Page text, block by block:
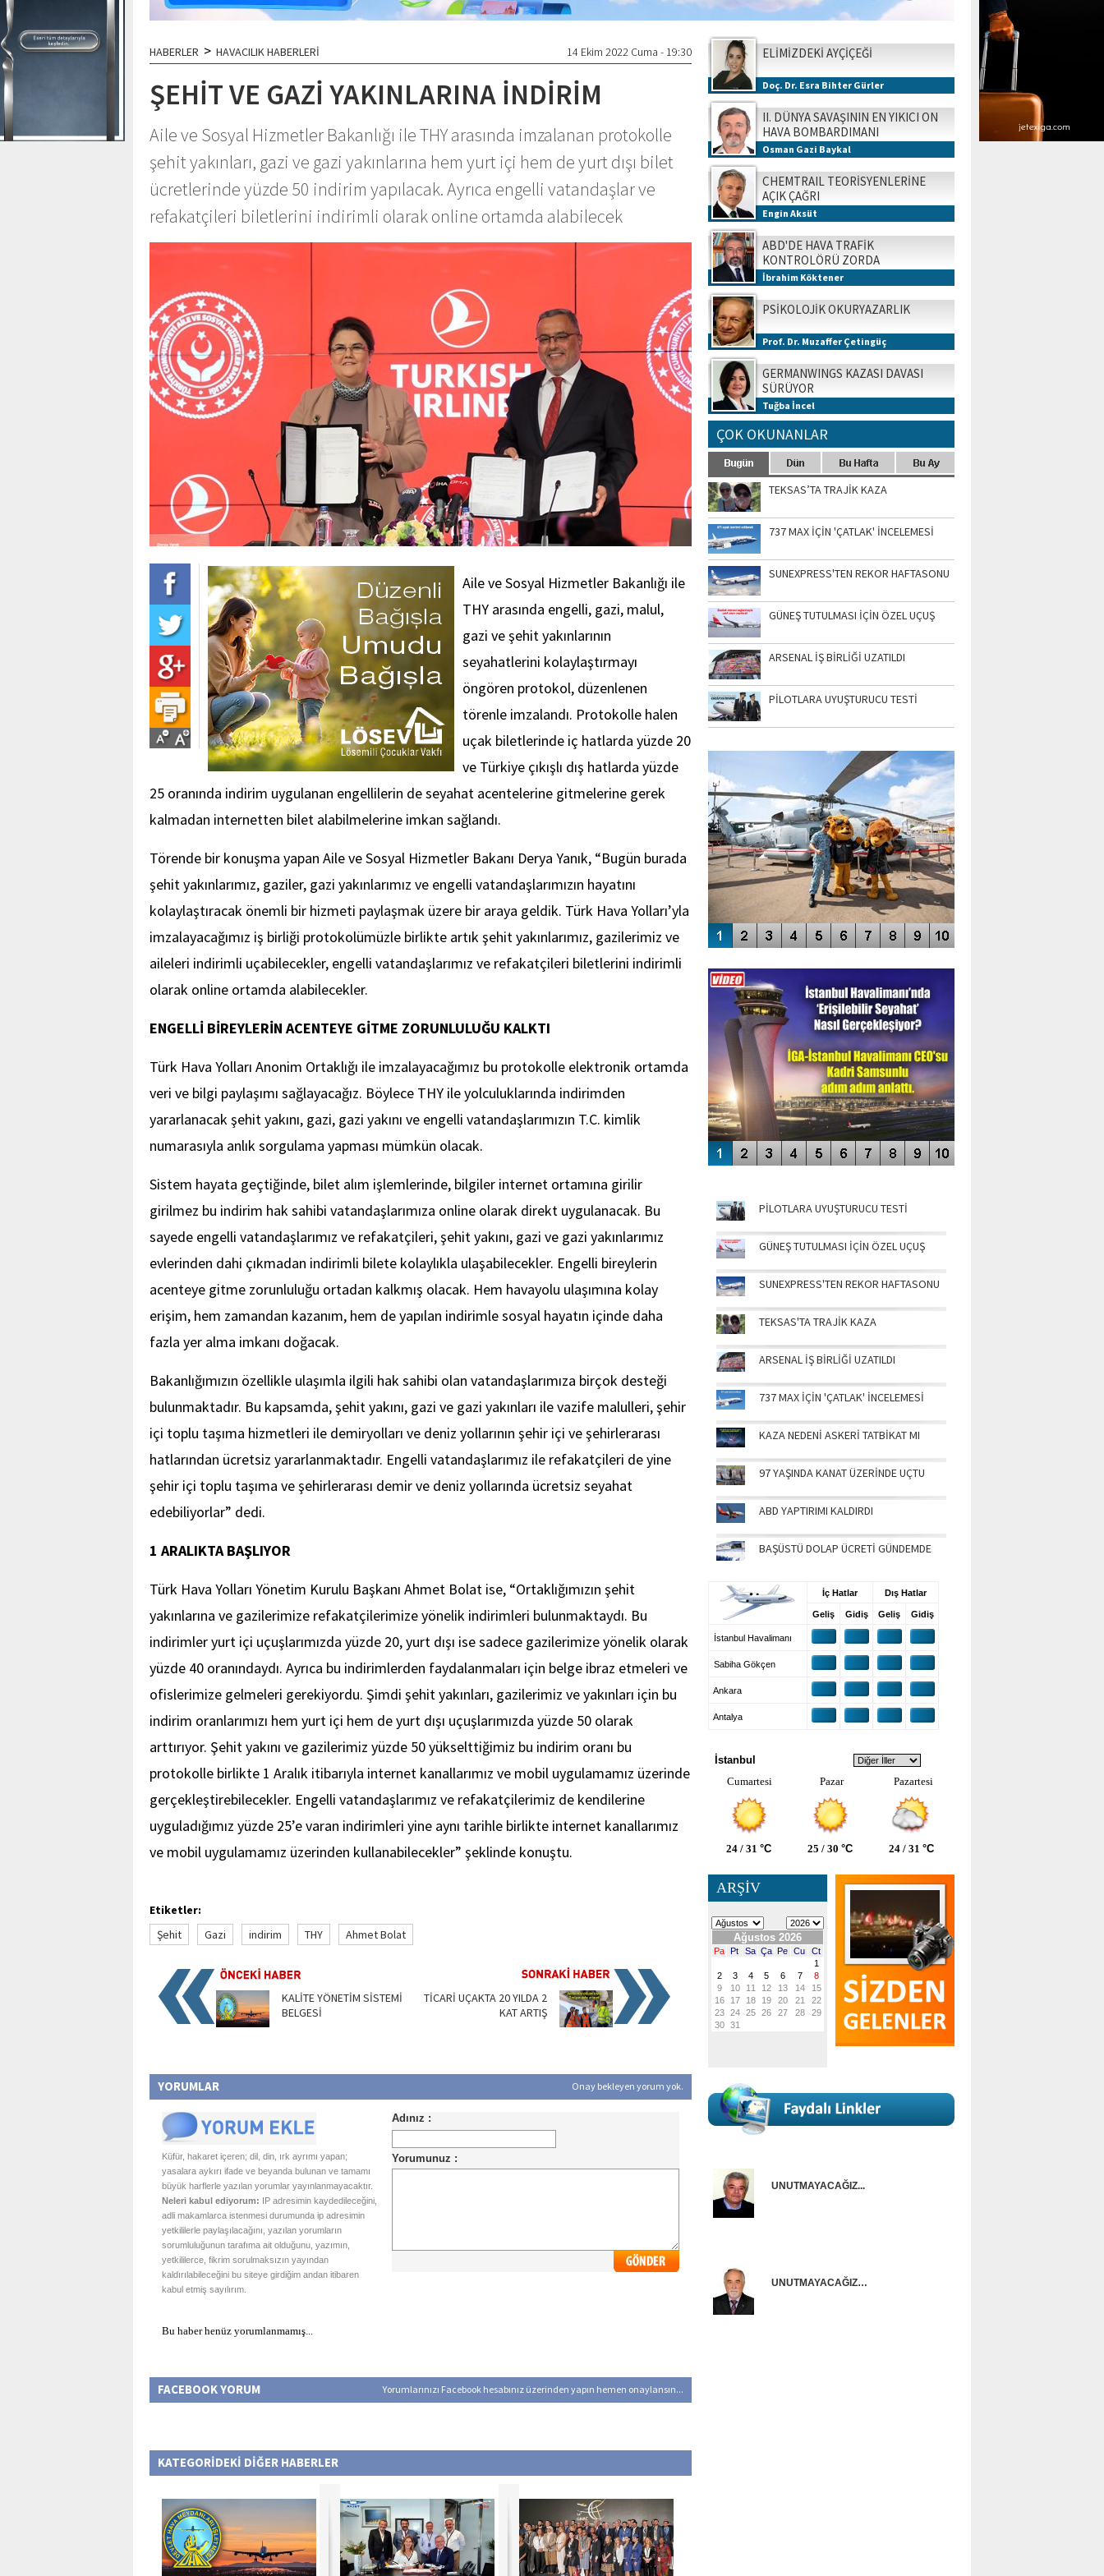
HABERLER > HAVACILIK HABERLERİ 14 Ekim 2022 Cuma - 19:30
ŞEHİT VE GAZİ YAKINLARINA İNDİRİM
Aile ve Sosyal Hizmetler Bakanlığı ile THY arasında imzalanan protokolle
şehit yakınları, gazi ve gazi yakınlarına hem yurt içi hem de yurt dışı bilet
ücretlerinde yüzde 50 indirim yapılacak. Ayrıca engelli vatandaşlar ve
refakatçileri biletlerini indirimli olarak online ortamda alabilecek
Aile ve Sosyal Hizmetler Bakanlığı ile
THY arasında engelli, gazi, malul,
gazi ve şehit yakınlarının
seyahatlerini kolaylaştırmayı
öngören protokol, düzenlenen
törenle imzalandı. Protokolle halen
uçak biletlerinde iç hatlarda yüzde 20
ve Türkiye çıkışlı dış hatlarda yüzde
25 oranında indirim uygulanan engellilerin de seyahat acentelerine gitmelerine gerek
kalmadan internetten bilet alabilmelerine imkan sağlandı.
Törende bir konuşma yapan Aile ve Sosyal Hizmetler Bakanı Derya Yanık, “Bugün burada
şehit yakınlarımız, gaziler, gazi yakınlarımız ve engelli vatandaşlarımızın hayatını
kolaylaştıracak önemli bir hizmeti paylaşmak üzere bir araya geldik. Türk Hava Yolları’yla
imzalayacağımız iş birliği protokolümüzle birlikte artık şehit yakınlarımız, gazilerimiz ve
aileleri indirimli uçabilecekler, engelli vatandaşlarımız ve refakatçileri biletlerini indirimli
olarak online ortamda alabilecekler.
ENGELLİ BİREYLERİN ACENTEYE GİTME ZORUNLULUĞU KALKTI
Türk Hava Yolları Anonim Ortaklığı ile imzalayacağımız bu protokolle elektronik ortamda
veri ve bilgi paylaşımı sağlayacağız. Böylece THY ile yolculuklarında indirimden
yararlanacak şehit yakını, gazi, gazi yakını ve engelli vatandaşlarımızın T.C. kimlik
numarasıyla anlık sorgulama yapması mümkün olacak.
Sistem hayata geçtiğinde, bilet alım işlemlerinde, bilgiler internet ortamına girilir
girilmez bu indirim hak sahibi vatandaşlarımıza online olarak direkt uygulanacak. Bu
sayede engelli vatandaşlarımız ve refakatçileri, şehit yakını, gazi ve gazi yakınlarımız
evlerinden dahi çıkmadan indirimli bilete kolaylıkla ulaşabilecekler. Engelli bireylerin
acenteye gitme zorunluluğu ortadan kalkmış olacak. Hem havayolu ulaşımına kolay
erişim, hem zamandan kazanım, hem de yapılan indirimle sosyal hayatın içinde daha
fazla yer alma imkanı doğacak.
Bakanlığımızın özellikle ulaşımla ilgili hak sahibi olan vatandaşlarımıza birçok desteği
bulunmaktadır. Bu kapsamda, şehit yakını, gazi ve gazi yakınları ile vazife malulleri, şehir
içi toplu taşıma hizmetleri ile demiryolları ve deniz yollarının şehir içi ve şehirlerarası
hatlarından ücretsiz yararlanmaktadır. Engelli vatandaşlarımız ile refakatçileri de yine
şehir içi toplu taşıma ve şehirlerarası demir ve deniz yollarında ücretsiz seyahat
edebiliyorlar” dedi.
1 ARALIKTA BAŞLIYOR
Türk Hava Yolları Yönetim Kurulu Başkanı Ahmet Bolat ise, “Ortaklığımızın şehit
yakınlarına ve gazilerimize refakatçilerimize yönelik indirimleri bulunmaktaydı. Bu
indirimler yurt içi uçuşlarımızda yüzde 20, yurt dışı ise sadece gazilerimize yönelik olarak
yüzde 40 oranındaydı. Ayrıca bu indirimlerden faydalanmaları için belge ibraz etmeleri ve
ofislerimize gelmeleri gerekiyordu. Şimdi şehit yakınları, gazilerimiz ve yakınları için bu
indirim oranlarımızı hem yurt içi hem de yurt dışı uçuşlarımızda yüzde 50 olarak
arttırıyor. Şehit yakını ve gazilerimiz yüzde 50 yükselttiğimiz bu indirim oranı bu
protokolle birlikte 1 Aralık itibarıyla internet kanallarımız ve mobil uygulamamız üzerinde
gerçekleştirebilecekler. Engelli vatandaşlarımız ve refakatçilerimiz de kendilerine
uyguladığımız yüzde 25’e varan indirimleri yine aynı tarihle birlikte internet kanallarımız
ve mobil uygulamamız üzerinden kullanabilecekler” şeklinde konuştu.
Etiketler:
Şehit
Gazi indirim THY Ahmet Bolat
KALİTE YÖNETİM SİSTEMİ
BELGESİ
TİCARİ UÇAKTA 20 YILDA 2
KAT ARTIŞ
YORUMLAR Onay bekleyen yorum yok.
Küfür, hakaret içeren; dil, din, ırk ayrımı yapan;
yasalara aykırı ifade ve beyanda bulunan ve tamamı
büyük harflerle yazılan yorumlar yayınlanmayacaktır.
Neleri kabul ediyorum: IP adresimin kaydedileceğini,
adli makamlarca istenmesi durumunda ip adresimin
yetkililerle paylaşılacağını, yazılan yorumların
sorumluluğunun tarafıma ait olduğunu, yazımın,
yetkililerce, fikrim sorulmaksızın yayından
kaldırılabileceğini bu siteye girdiğim andan itibaren
kabul etmiş sayılırım.
Bu haber henüz yorumlanmamış...
FACEBOOK YORUM Yorumlarınızı Facebook hesabınız üzerinden yapın hemen onaylansın...
KATEGORİDEKİ DİĞER HABERLER
ELİMİZDEKİ AYÇİÇEĞİ
Doç. Dr. Esra Bihter Gürler
II. DÜNYA SAVAŞININ EN YIKICI ON
HAVA BOMBARDIMANI
Osman Gazi Baykal
CHEMTRAIL TEORİSYENLERİNE
AÇIK ÇAĞRI
Engin Aksüt
ABD'DE HAVA TRAFİK
KONTROLÖRÜ ZORDA
İbrahim Köktener
PSİKOLOJİK OKURYAZARLIK
Prof. Dr. Muzaffer Çetingüç
GERMANWINGS KAZASI DAVASI
SÜRÜYOR
Tuğba İncel
ÇOK OKUNANLAR
TEKSAS’TA TRAJİK KAZA
737 MAX İÇİN 'ÇATLAK' İNCELEMESİ
SUNEXPRESS'TEN REKOR HAFTASONU
GÜNEŞ TUTULMASI İÇİN ÖZEL UÇUŞ
ARSENAL İŞ BİRLİĞİ UZATILDI
PİLOTLARA UYUŞTURUCU TESTİ
SİNGAPUR AIRSHOW-2020
ENGELLERİN AŞILDIĞI HAVALİMANI
PİLOTLARA UYUŞTURUCU TESTİ
GÜNEŞ TUTULMASI İÇİN ÖZEL UÇUŞ
SUNEXPRESS'TEN REKOR HAFTASONU
TEKSAS'TA TRAJİK KAZA
ARSENAL İŞ BİRLİĞİ UZATILDI
737 MAX İÇİN 'ÇATLAK' İNCELEMESİ
KAZA NEDENİ ASKERİ TATBİKAT MI
97 YAŞINDA KANAT ÜZERİNDE UÇTU
ABD YAPTIRIMI KALDIRDI
BAŞÜSTÜ DOLAP ÜCRETİ GÜNDEMDE
İç Hatlar Dış Hatlar
Geliş Gidiş Geliş Gidiş
İstanbul Havalimanı
Sabiha Gökçen
Ankara
Antalya
İstanbul
Cumartesi
Pazar Pazartesi
24 / 31 °C 25 / 30 °C 24 / 31 °C
ARŞİV
UNUTMAYACAĞIZ...
UNUTMAYACAĞIZ…